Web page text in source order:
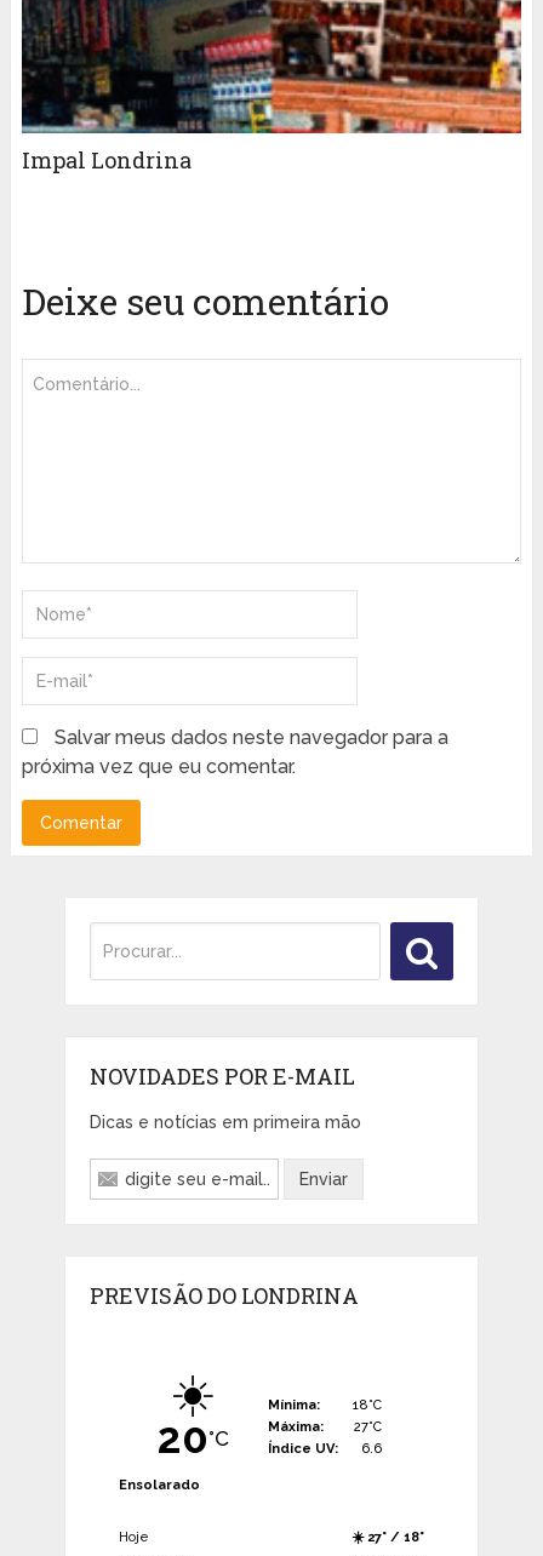
Impal Londrina
Deixe seu comentário
Salvar meus dados neste navegador para a
próxima vez que eu comentar.
NOVIDADES POR E-MAIL
Dicas e notícias em primeira mão
PREVISÃO DO LONDRINA
☀️
20°C
Mínima:
18°C
Máxima:
27°C
Índice UV:
6.6
Ensolarado
Hoje
☀️ 27° / 18°